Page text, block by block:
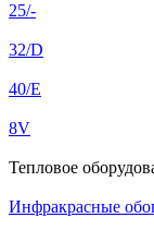
25/-
32/D
40/E
8V
Тепловое
Инфракрасные